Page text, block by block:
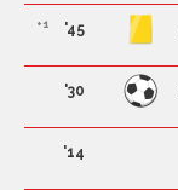
'45
+1
'30
'14